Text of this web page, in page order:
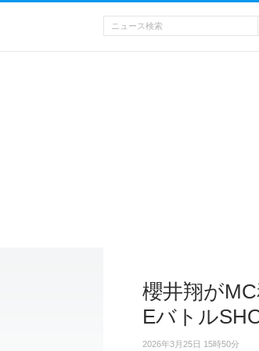
櫻井翔が
Eバトル
2026年3月25日 15時50分